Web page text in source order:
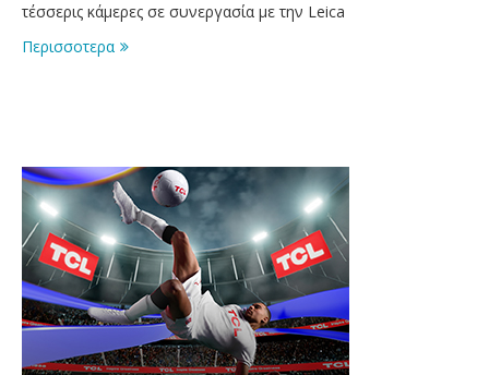
τέσσερις κάμερες σε συνεργασία με την Leica
Περισσοτερα